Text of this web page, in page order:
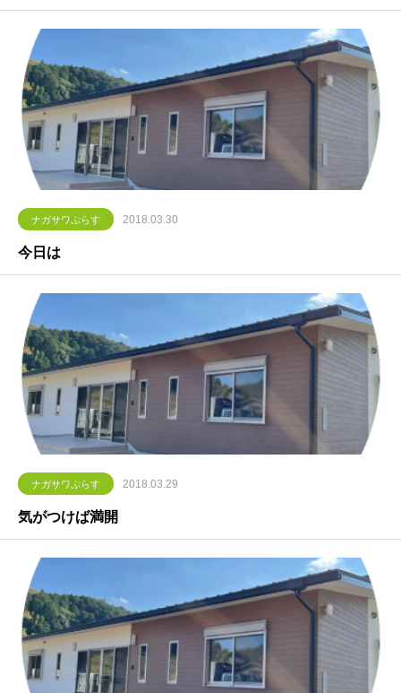
ナガサワぷらす 2018.03.30
今日は
ナガサワぷらす 2018.03.29
気がつけば満開